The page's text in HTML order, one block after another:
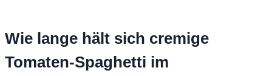
Wie lange hält sich cremige
Tomaten-Spaghetti im